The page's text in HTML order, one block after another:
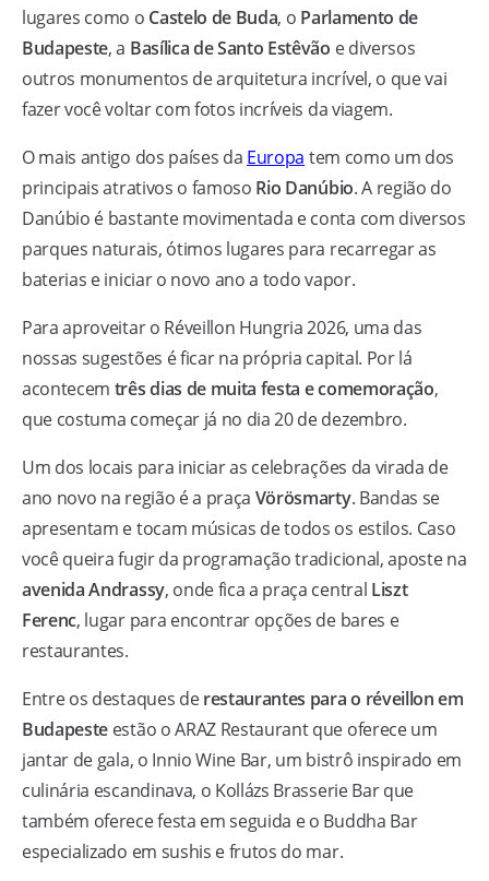
lugares como o Castelo de Buda, o Parlamento de
Budapeste, a Basílica de Santo Estêvão e diversos
outros monumentos de arquitetura incrível, o que vai
fazer você voltar com fotos incríveis da viagem.
O mais antigo dos países da Europa tem como um dos
principais atrativos o famoso Rio Danúbio. A região do
Danúbio é bastante movimentada e conta com diversos
parques naturais, ótimos lugares para recarregar as
baterias e iniciar o novo ano a todo vapor.
Para aproveitar o Réveillon Hungria 2026, uma das
nossas sugestões é ficar na própria capital. Por lá
acontecem três dias de muita festa e comemoração,
que costuma começar já no dia 20 de dezembro.
Um dos locais para iniciar as celebrações da virada de
ano novo na região é a praça Vörösmarty. Bandas se
apresentam e tocam músicas de todos os estilos. Caso
você queira fugir da programação tradicional, aposte na
avenida Andrassy, onde fica a praça central Liszt
Ferenc, lugar para encontrar opções de bares e
restaurantes.
Entre os destaques derestaurantes para o réveillon em
Budapeste estão o ARAZ Restaurant que oferece um
jantar de gala, o Innio Wine Bar, um bistrô inspirado em
culinária escandinava, o Kollázs Brasserie Bar que
também oferece festa em seguida e o Buddha Bar
especializado em sushis e frutos do mar.